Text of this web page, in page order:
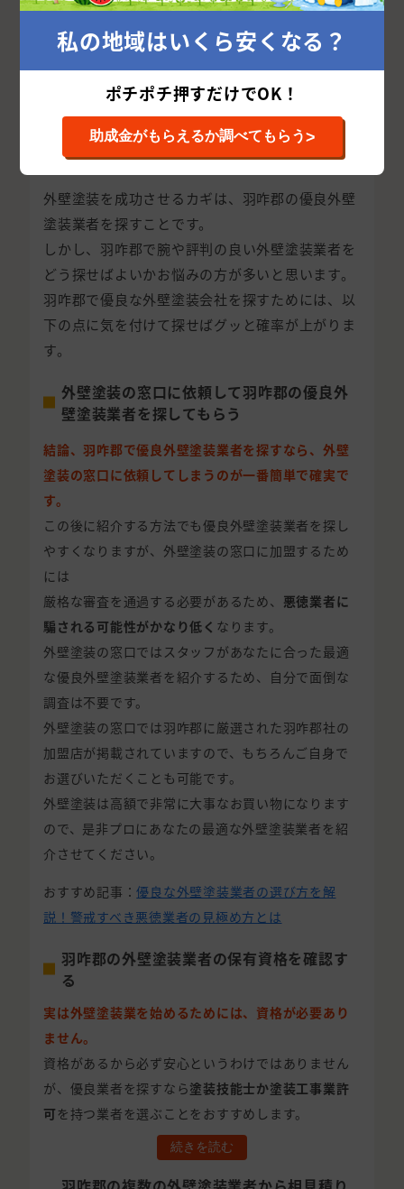
羽咋郡で優良外壁塗装業者を探す方法
外壁塗装を成功させるカギは、羽咋郡の優良外壁
塗装業者を探すことです。
しかし、羽咋郡で腕や評判の良い外壁塗装業者を
どう探せばよいかお悩みの方が多いと思います。
羽咋郡で優良な外壁塗装会社を探すためには、以
下の点に気を付けて探せばグッと確率が上がりま
す。
外壁塗装の窓口に依頼して羽咋郡の優良外
壁塗装業者を探してもらう
結論、羽咋郡で優良外壁塗装業者を探すなら、外壁
塗装の窓口に依頼してしまうのが一番簡単で確実で
す。
この後に紹介する方法でも優良外壁塗装業者を探し
やすくなりますが、外壁塗装の窓口に加盟するため
には
厳格な審査を通過する必要があるため、 悪徳業者に
騙される可能性がかなり低く なります。
外壁塗装の窓口ではスタッフがあなたに合った最適
な優良外壁塗装業者を紹介するため、自分で面倒な
調査は不要です。
外壁塗装の窓口では羽咋郡に厳選された羽咋郡社の
加盟店が掲載されていますので、もちろんご自身で
お選びいただくことも可能です。
外壁塗装は高額で非常に大事なお買い物になります
ので、是非プロにあなたの最適な外壁塗装業者を紹
介させてください。
おすすめ記事：優良な外壁塗装業者の選び方を解
説！警戒すべき悪徳業者の見極め方とは
羽咋郡の外壁塗装業者の保有資格を確認す
る
実は外壁塗装業を始めるためには、資格が必要あり
ません。
資格があるから必ず安心というわけではありません
が、優良業者を探すなら塗装技能士か塗装工事業許
可 を持つ業者を選ぶことをおすすめします。
続きを読む
私の地域はいくら安くなる？
ポチポチ押すだけでOK！
助成金がもらえるか調べてもらう>